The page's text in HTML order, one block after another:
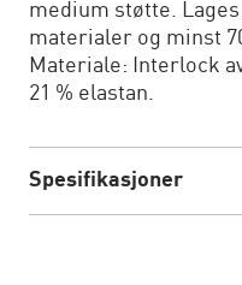
medium støtte.
materialer og minst
Materiale: Interlock
21 % elastan.
Spesifikasjoner